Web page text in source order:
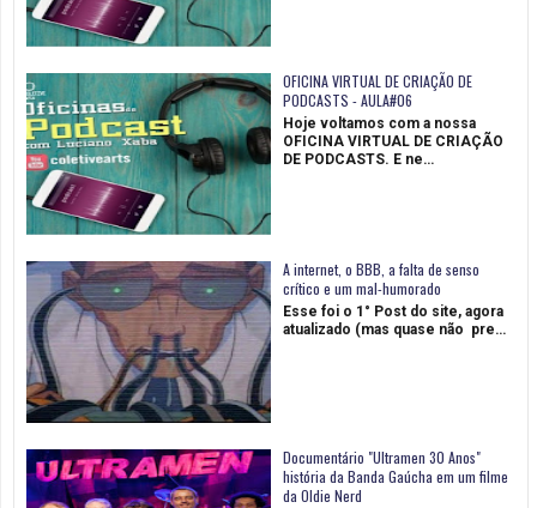
OFICINA VIRTUAL DE CRIAÇÃO DE
PODCASTS - AULA#06
Hoje voltamos com a nossa
OFICINA VIRTUAL DE CRIAÇÃO
DE PODCASTS. E ne…
A internet, o BBB, a falta de senso
crítico e um mal-humorado
Esse foi o 1° Post do site, agora
atualizado (mas quase não pre…
Documentário "Ultramen 30 Anos"
história da Banda Gaúcha em um filme
da Oldie Nerd